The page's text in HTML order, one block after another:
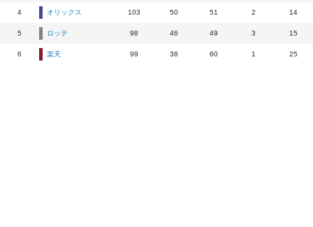
4 オリックス 103 50 51 2 14
5 ロッテ 98 46 49 3 15
6 楽天 99 38 60 1 25